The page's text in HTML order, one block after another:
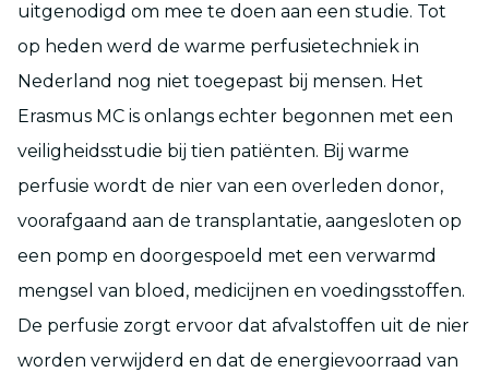
uitgenodigd om mee te doen aan een studie. Tot
op heden werd de warme perfusietechniek in
Nederland nog niet toegepast bij mensen. Het
Erasmus MC is onlangs echter begonnen met een
veiligheidsstudie bij tien patiënten. Bij warme
perfusie wordt de nier van een overleden donor,
voorafgaand aan de transplantatie, aangesloten op
een pomp en doorgespoeld met een verwarmd
mengsel van bloed, medicijnen en voedingsstoffen.
De perfusie zorgt ervoor dat afvalstoffen uit de nier
worden verwijderd en dat de energievoorraad van